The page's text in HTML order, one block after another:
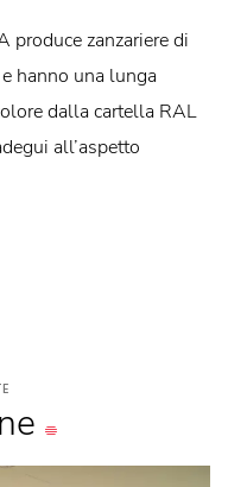
produce zanzariere di
hanno una lunga
dalla cartella RAL
all’aspetto